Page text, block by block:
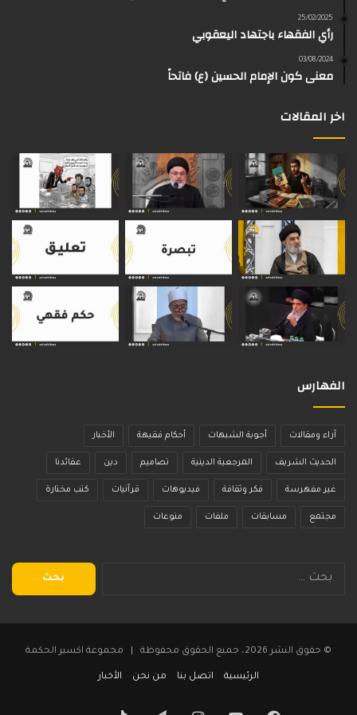
ب
م
25/02/2025
رأي الفقهاء باجتهاد اليعقوبي
03/08/2024
معنى كون الإمام الحسين (ع) فاتحاً
اخر المقالات
الفهارس
آراء ومقالات أجوبة الشبهات أحكام فقيهة الأخبار
الحديث الشريف المرجعية الدينية تصاميم دين عقائدنا
غير مفهرسة فكر وثقافة فيديوهات قرآنيات كتب مختارة
مجتمع مسابقات ملفات منوعات
البحث
عن:
© حقوق النشر 2026، جميع الحقوق محفوظة | مجموعة اكسير الحكمة
الرئيسية اتصل بنا من نحن الأخبار